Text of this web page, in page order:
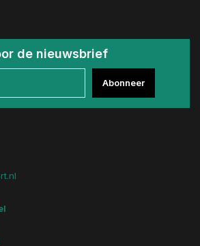
de nieuwsbrief
Abonneer